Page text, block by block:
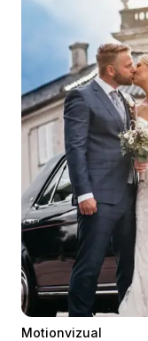
Motionvizual